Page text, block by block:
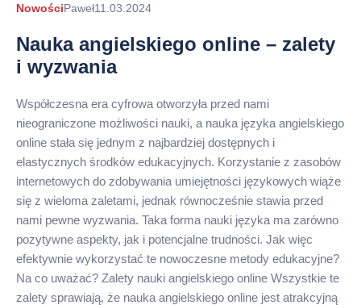
NowościAutor
Paweł11.03.2024
Nauka angielskiego online – zalety
i wyzwania
Współczesna era cyfrowa otworzyła przed nami
nieograniczone możliwości nauki, a nauka języka angielskiego
online stała się jednym z najbardziej dostępnych i
elastycznych środków edukacyjnych. Korzystanie z zasobów
internetowych do zdobywania umiejętności językowych wiąże
się z wieloma zaletami, jednak równocześnie stawia przed
nami pewne wyzwania. Taka forma nauki języka ma zarówno
pozytywne aspekty, jak i potencjalne trudności. Jak więc
efektywnie wykorzystać te nowoczesne metody edukacyjne?
Na co uważać? Zalety nauki angielskiego online Wszystkie te
zalety sprawiają, że nauka angielskiego online jest atrakcyjną